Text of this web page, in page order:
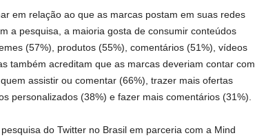
em relação ao que as marcas postam em suas redes
a pesquisa, a maioria gosta de consumir conteúdos
(57%), produtos (55%), comentários (51%), vídeos
também acreditam que as marcas deveriam contar com
assistir ou comentar (66%), trazer mais ofertas
personalizados (38%) e fazer mais comentários (31%).
do Twitter no Brasil em parceria com a Mind